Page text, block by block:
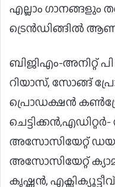
എല്ലാം ഗാനങ്ങളും
ട്രെൻഡിങ്ങിൽ
ബിജിഎം-അനിറ്റ്
റിയാസ്, സോങ്ങ്
പ്രൊഡക്ഷൻ
അസോസിയേറ്റ്
അസോസിയേറ്റ്
കൃഷ്ണൻ,